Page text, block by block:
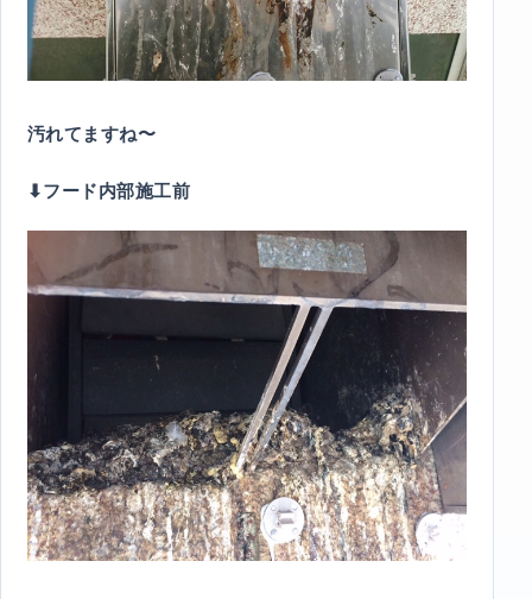
汚れてますね〜
⬇︎フード内部施工前